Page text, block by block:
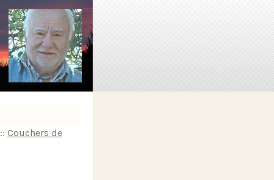
:: Couchers de